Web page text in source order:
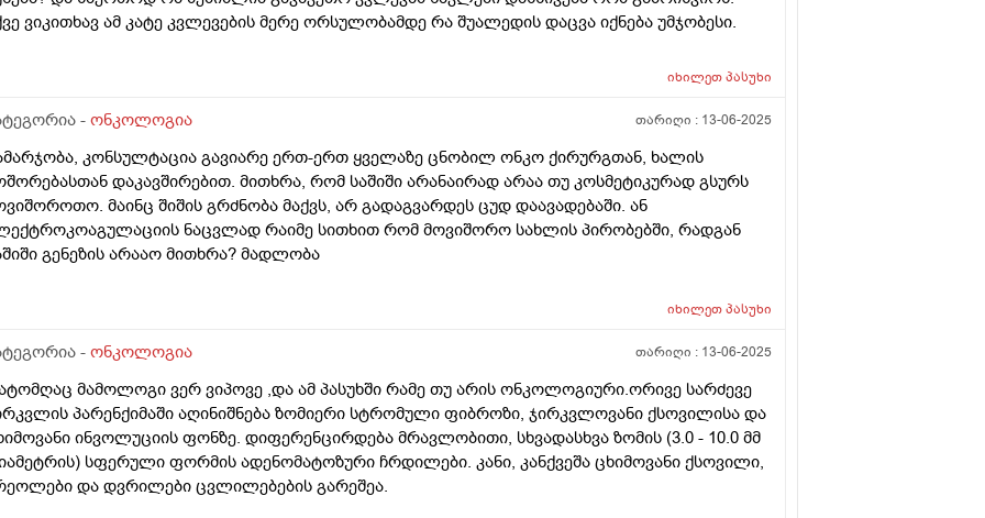
ვიკითხავ ამ კატე კვლევების მერე ორსულობამდე რა შუალედის დაცვა იქნება უმჯობესი.
იხილეთპასუხი
- ონკოლოგია თარიღი : 13-06-2025
კონსულტაცია გავიარე ერთ-ერთ ყველაზე ცნობილ ონკო ქირურგთან, ხალის
დაკავშირებით. მითხრა, რომ საშიში არანაირად არაა თუ კოსმეტიკურად გსურს
მაინც შიშის გრძნობა მაქვს, არ გადაგვარდეს ცუდ დაავადებაში. ან
ნაცვლად რაიმე სითხით რომ მოვიშორო სახლის პირობებში, რადგან
გენეზის არააო მითხრა? მადლობა
იხილეთპასუხი
- ონკოლოგია თარიღი : 13-06-2025
მამოლოგი ვერ ვიპოვე ,და ამ პასუხში რამე თუ არის ონკოლოგიური.ორივე სარძევე
პარენქიმაში აღინიშნება ზომიერი სტრომული ფიბროზი, ჯირკვლოვანი ქსოვილისა და
ინვოლუციის ფონზე. დიფერენცირდება მრავლობითი, სხვადასხვა ზომის (3.0 - 10.0 მმ
სფერული ფორმის ადენომატოზური ჩრდილები. კანი, კანქვეშა ცხიმოვანი ქსოვილი,
და დვრილები ცვლილებების გარეშეა.